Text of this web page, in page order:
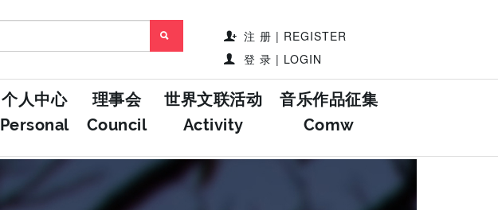
注 册 | REGISTER
登 录 | LOGIN
个人中心
Personal
理事会
Council
世界文联活动
Activity
音乐作品征集
Comw